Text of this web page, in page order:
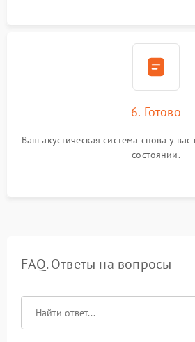
6. Готово
Ваш акустическая система снова у
состоянии.
FAQ. Ответы на вопросы